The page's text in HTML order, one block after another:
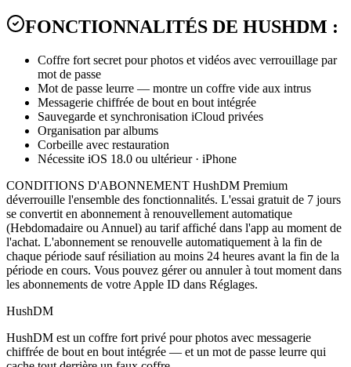
FONCTIONNALITÉS DE HUSHDM :
Coffre fort secret pour photos et vidéos avec verrouillage par
mot de passe
Mot de passe leurre — montre un coffre vide aux intrus
Messagerie chiffrée de bout en bout intégrée
Sauvegarde et synchronisation iCloud privées
Organisation par albums
Corbeille avec restauration
Nécessite iOS 18.0 ou ultérieur · iPhone
CONDITIONS D'ABONNEMENT HushDM Premium
déverrouille l'ensemble des fonctionnalités. L'essai gratuit de 7 jours
se convertit en abonnement à renouvellement automatique
(Hebdomadaire ou Annuel) au tarif affiché dans l'app au moment de
l'achat. L'abonnement se renouvelle automatiquement à la fin de
chaque période sauf résiliation au moins 24 heures avant la fin de la
période en cours. Vous pouvez gérer ou annuler à tout moment dans
les abonnements de votre Apple ID dans Réglages.
HushDM
HushDM est un coffre fort privé pour photos avec messagerie
chiffrée de bout en bout intégrée — et un mot de passe leurre qui